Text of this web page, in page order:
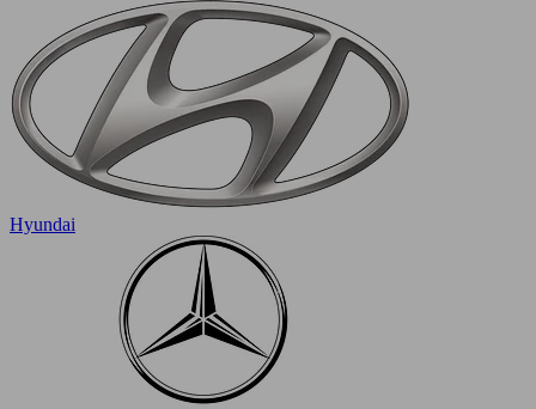
Hyundai